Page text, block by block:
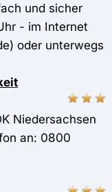
und sicher
- im Internet
oder unterwegs
Niedersachsen
an: 0800